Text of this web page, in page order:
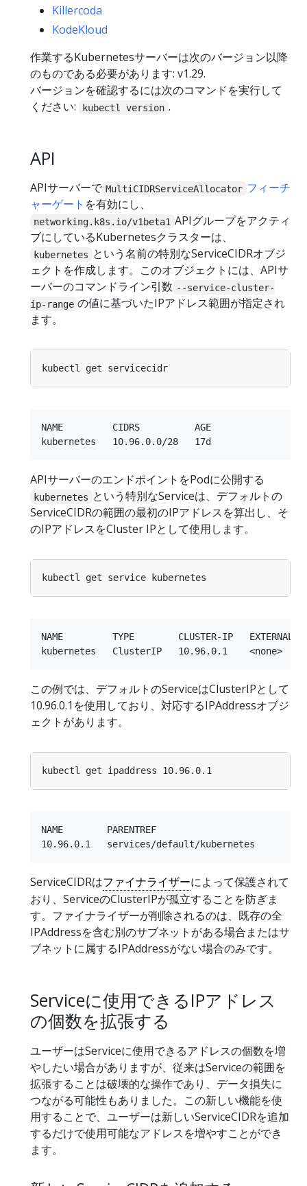
Killercoda
KodeKloud
作業するKubernetesサーバーは次のバージョン以降
のものである必要があります: v1.29.
バージョンを確認するには次のコマンドを実行して
ください:
kubectl version .
API
APIサーバーで MultiCIDRServiceAllocator フィーチ
ャーゲート を有効にし、
networking.k8s.io/v1beta1 APIグループをアクティ
ブにしているKubernetesクラスターは、
kubernetes という名前の特別なServiceCIDRオブジ
ェクトを作成します。このオブジェクトには、APIサ
ーバーのコマンドライン引数 --service-cluster-
ip-range の値に基づいたIPアドレス範囲が指定され
ます。
NAME         CIDRS          AGE
APIサーバーのエンドポイントをPodに公開する
kubernetes という特別なServiceは、デフォルトの
ServiceCIDRの範囲の最初のIPアドレスを算出し、そ
のIPアドレスをCluster IPとして使用します。
NAME         TYPE        CLUSTER-IP   EXTERNAL-
この例では、デフォルトのServiceはClusterIPとして
10.96.0.1を使用しており、対応するIPAddressオブジ
ェクトがあります。
NAME        PARENTREF
ServiceCIDRはファイナライザーによって保護されて
おり、ServiceのClusterIPが孤立することを防ぎま
す。ファイナライザーが削除されるのは、既存の全
IPAddressを含む別のサブネットがある場合またはサ
ブネットに属するIPAddressがない場合のみです。
Serviceに使用できるIPアドレス
の個数を拡張する
ユーザーはServiceに使用できるアドレスの個数を増
やしたい場合がありますが、従来はServiceの範囲を
拡張することは破壊的な操作であり、データ損失に
つながる可能性もありました。この新しい機能を使
用することで、ユーザーは新しいServiceCIDRを追加
するだけで使用可能なアドレスを増やすことができ
ます。